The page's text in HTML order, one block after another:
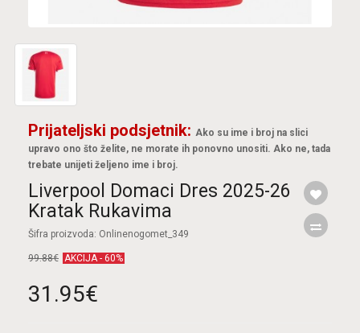
Prijateljski podsjetnik: Ako su ime i broj na slici
upravo ono što želite, ne morate ih ponovno unositi. Ako ne, tada
trebate unijeti željeno ime i broj.
Liverpool Domaci Dres 2025-26
Kratak Rukavima
Šifra proizvoda: Onlinenogomet_349
99.88€ AKCIJA - 60%
31.95€